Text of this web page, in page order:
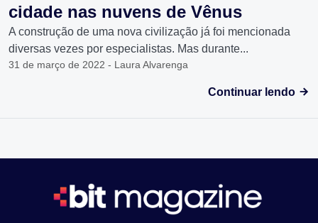
cidade nas nuvens de Vênus
A construção de uma nova civilização já foi mencionada
diversas vezes por especialistas. Mas durante...
31 de março de 2022 - Laura Alvarenga
Continuar lendo